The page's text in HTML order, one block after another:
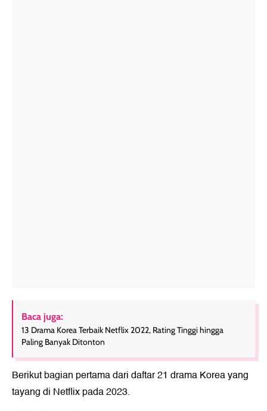
Baca juga:
13 Drama Korea Terbaik Netflix 2022, Rating Tinggi hingga
Paling Banyak Ditonton
Berikut bagian pertama dari daftar 21 drama Korea yang
tayang di Netflix pada 2023.